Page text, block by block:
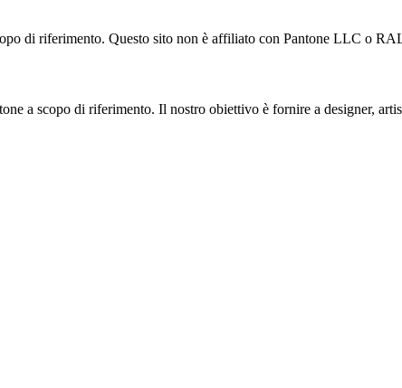
di riferimento. Questo sito non è affiliato con Pantone LLC o
a scopo di riferimento. Il nostro obiettivo è fornire a designer,